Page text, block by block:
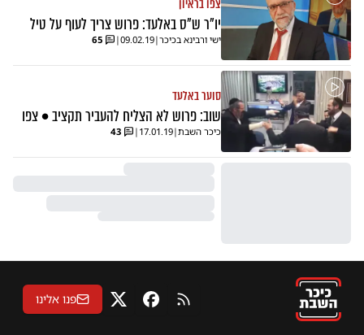
צפו בראיון
יו"ר ש"ס באלעד: פרוש צריך לעוף על טיל
ישי ורבינא בכיכר|
09.02.19
|
65
סוער באלעד
שוב: פרוש לא הצליח להעביר תקציב • צפו
כיכר השבת|
17.01.19
|
43
RSS פייסבוקX פנו אלינו